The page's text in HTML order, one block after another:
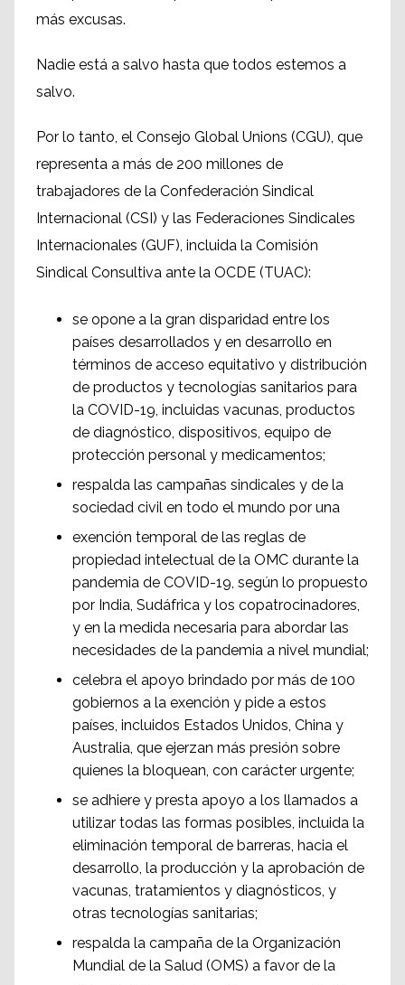
más excusas.
Nadie está a salvo hasta que todos estemos a
salvo.
Por lo tanto, el Consejo Global Unions (CGU), que
representa a más de 200 millones de
trabajadores de la Confederación Sindical
Internacional (CSI) y las Federaciones Sindicales
Internacionales (GUF), incluida la Comisión
Sindical Consultiva ante la OCDE (TUAC):
se opone a la gran disparidad entre los
países desarrollados y en desarrollo en
términos de acceso equitativo y distribución
de productos y tecnologías sanitarios para
la COVID-19, incluidas vacunas, productos
de diagnóstico, dispositivos, equipo de
protección personal y medicamentos;
respalda las campañas sindicales y de la
sociedad civil en todo el mundo por una
exención temporal de las reglas de
propiedad intelectual de la OMC durante la
pandemia de COVID-19, según lo propuesto
por India, Sudáfrica y los copatrocinadores,
y en la medida necesaria para abordar las
necesidades de la pandemia a nivel mundial;
celebra el apoyo brindado por más de 100
gobiernos a la exención y pide a estos
países, incluidos Estados Unidos, China y
Australia, que ejerzan más presión sobre
quienes la bloquean, con carácter urgente;
se adhiere y presta apoyo a los llamados a
utilizar todas las formas posibles, incluida la
eliminación temporal de barreras, hacia el
desarrollo, la producción y la aprobación de
vacunas, tratamientos y diagnósticos, y
otras tecnologías sanitarias;
respalda la campaña de la Organización
Mundial de la Salud (OMS) a favor de la